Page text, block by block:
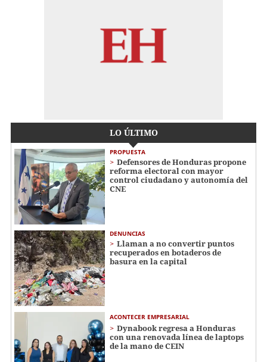
LO ÚLTIMO
PROPUESTA
Defensores de Honduras propone
reforma electoral con mayor
control ciudadano y autonomía del
CNE
DENUNCIAS
Llaman a no convertir puntos
recuperados en botaderos de
basura en la capital
ACONTECER EMPRESARIAL
Dynabook regresa a Honduras
con una renovada línea de laptops
de la mano de CEIN